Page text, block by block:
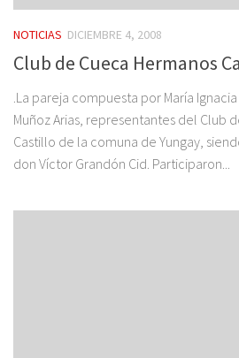
NOTICIAS DICIEMBRE 4, 2008
Club de Cueca Hermanos
.La pareja compuesta por María
Muñoz Arias, representantes del Club
Castillo de la comuna de Yungay,
don Víctor Grandón Cid. Participaron...